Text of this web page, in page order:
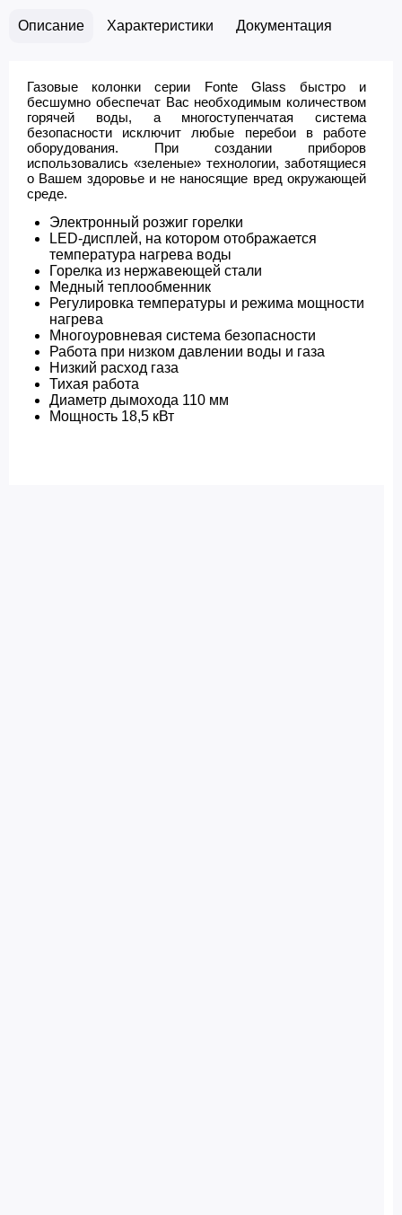
Описание Характеристики Документация
Газовые колонки серии Fonte Glass быстро и
бесшумно обеспечат Вас необходимым количеством
горячей воды, а многоступенчатая система
безопасности исключит любые перебои в работе
оборудования. При создании приборов
использовались «зеленые» технологии, заботящиеся
о Вашем здоровье и не наносящие вред окружающей
среде.
Электронный розжиг горелки
LED-дисплей, на котором отображается
температура нагрева воды
Горелка из нержавеющей стали
Медный теплообменник
Регулировка температуры и режима мощности
нагрева
Многоуровневая система безопасности
Работа при низком давлении воды и газа
Низкий расход газа
Тихая работа
Диаметр дымохода 110 мм
Мощность 18,5 кВт